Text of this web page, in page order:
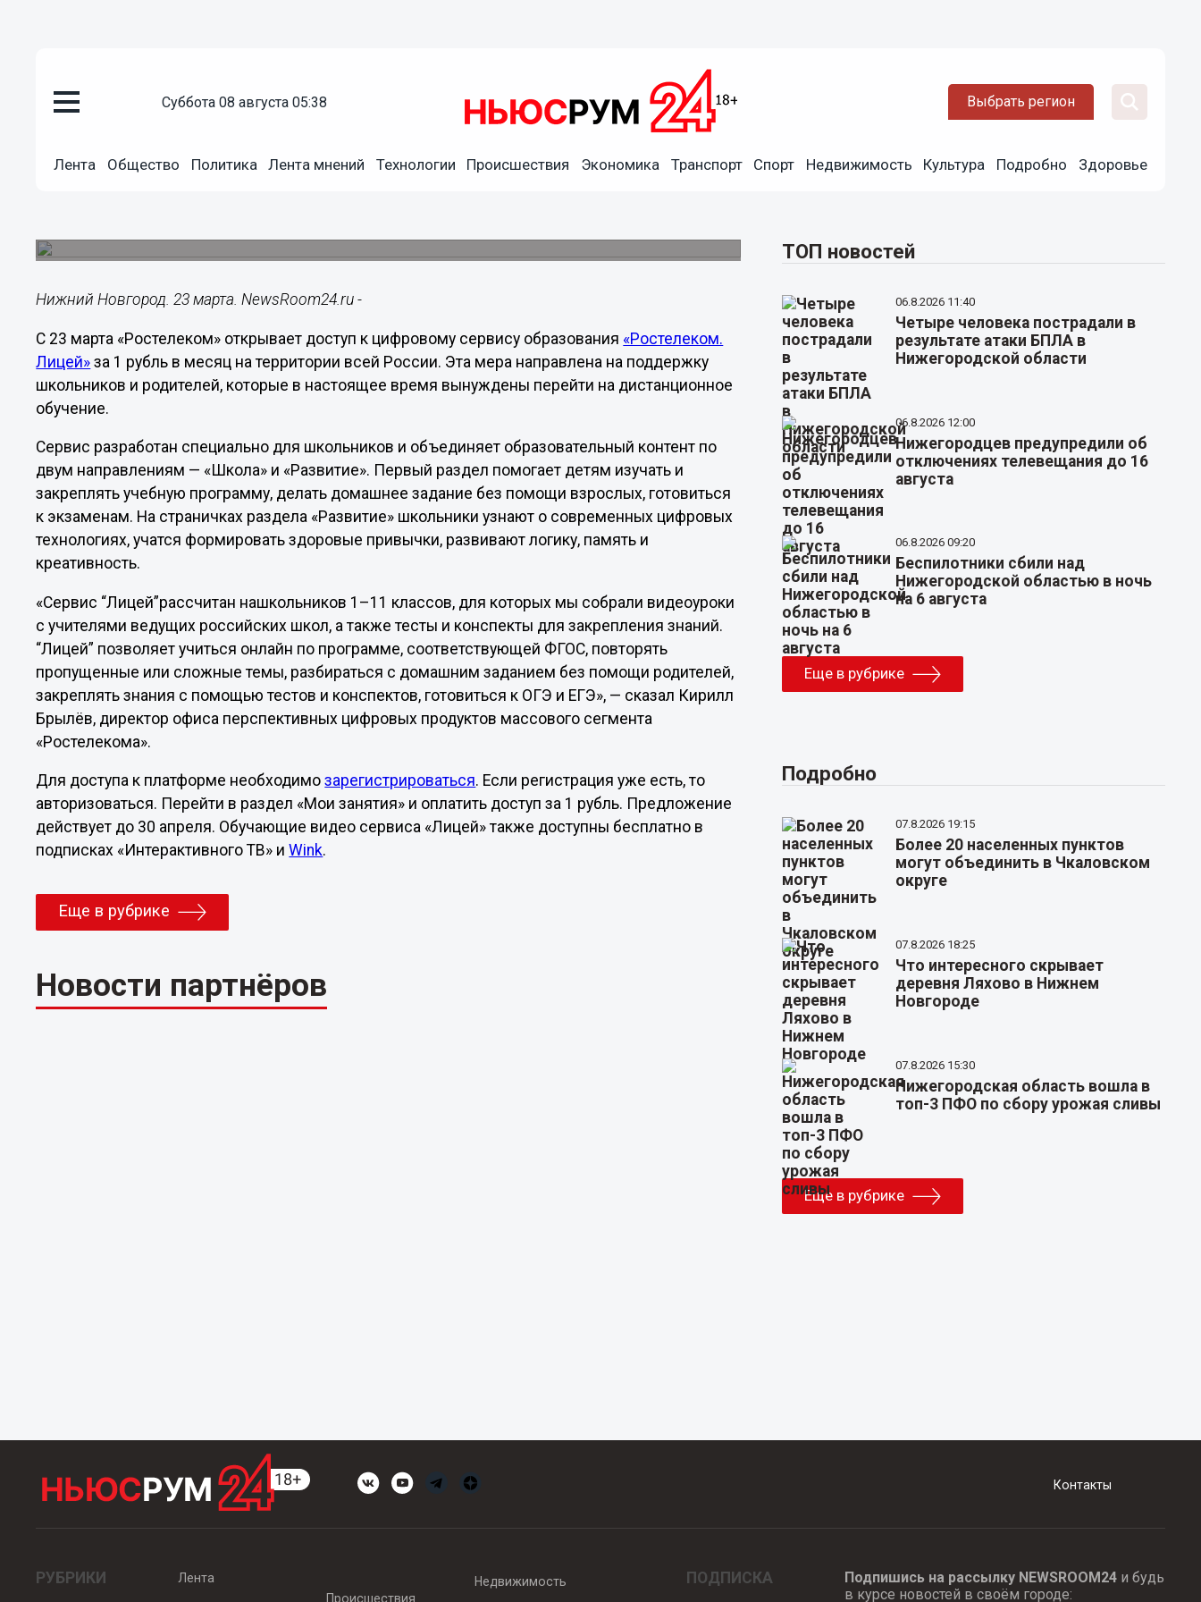
суббота 08 августа 05:38 Выбрать регион
Лента Общество Политика Лента мнений Технологии Происшествия Экономика Транспорт Спорт Недвижимость Культура Подробно Здоровье
«Ростелеком» открывает доступ к цифровому сервису
Нижний Новгород. 23 марта. NewsRoom24.ru -
С 23 марта «Ростелеком» открывает доступ к цифровому сервису образования «Ростелеком.
Лицей» за 1 рубль в месяц на территории всей России. Эта мера направлена на поддержку
школьников и родителей, которые в настоящее время вынуждены перейти на дистанционное
обучение.
Сервис разработан специально для школьников и объединяет образовательный контент по
двум направлениям — «Школа» и «Развитие». Первый раздел помогает детям изучать и
закреплять учебную программу, делать домашнее задание без помощи взрослых, готовиться
к экзаменам. На страничках раздела «Развитие» школьники узнают о современных цифровых
технологиях, учатся формировать здоровые привычки, развивают логику, память и
креативность.
«Сервис “Лицей”рассчитан нашкольников 1–11 классов, для которых мы собрали видеоуроки
с учителями ведущих российских школ, а также тесты и конспекты для закрепления знаний.
“Лицей” позволяет учиться онлайн по программе, соответствующей ФГОС, повторять
пропущенные или сложные темы, разбираться с домашним заданием без помощи родителей,
закреплять знания с помощью тестов и конспектов, готовиться к ОГЭ и ЕГЭ», — сказал Кирилл
Брылёв, директор офиса перспективных цифровых продуктов массового сегмента
«Ростелекома».
Для доступа к платформе необходимозарегистрироваться. Если регистрация уже есть, то
авторизоваться. Перейти в раздел «Мои занятия» и оплатить доступ за 1 рубль. Предложение
действует до 30 апреля. Обучающие видео сервиса «Лицей» также доступны бесплатно в
подписках «Интерактивного ТВ» иWink.
Еще в рубрике
Новости партнёров
ТОП новостей
06.8.2026 11:40
Четыре человека пострадали в
результате атаки БПЛА в
Нижегородской области
06.8.2026 12:00
Нижегородцев предупредили об
отключениях телевещания до 16
августа
06.8.2026 09:20
Беспилотники сбили над
Нижегородской областью в ночь
на 6 августа
Еще в рубрике
Подробно
07.8.2026 19:15
Более 20 населенных пунктов
могут объединить в Чкаловском
округе
07.8.2026 18:25
Что интересного скрывает
деревня Ляхово в Нижнем
Новгороде
07.8.2026 15:30
Нижегородская область вошла в
топ-3 ПФО по сбору урожая сливы
Еще в рубрике
Контакты
РУБРИКИ
Лента
Происшествия
Недвижимость ПОДПИСКА Подпишись на рассылку NEWSROOM24и будь
в курсе новостей в своём городе: